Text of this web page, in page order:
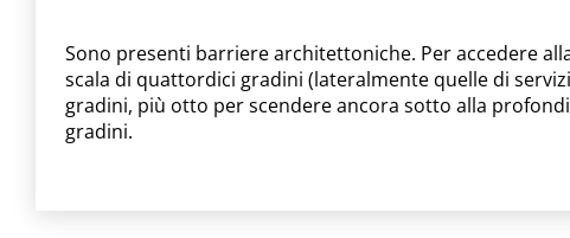
Sono presenti barriere architettoniche. Per accedere
scala di quattordici gradini (lateralmente quelle di
gradini, più otto per scendere ancora sotto alla
gradini.